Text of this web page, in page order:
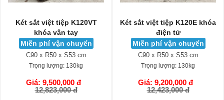
Két sắt việt tiệp K120VT
khóa vân tay
Miễn phí vận chuyển
C90 x R50 x S53 cm
Trọng lượng: 130kg
Giá: 9,500,000 đ
12,823,000 đ
GIỎ HÀNG
Két sắt việt tiệp K120E khóa
điện tử
Miễn phí vận chuyển
C90 x R50 x S53 cm
Trọng lượng: 130kg
Giá: 9,200,000 đ
12,423,000 đ
GIỎ HÀNG